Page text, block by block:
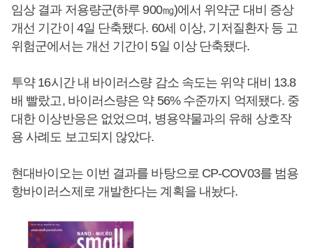
임상 결과 저용량군(하루 900㎎)에서 위약군 대비 증상
개선 기간이 4일 단축됐다. 60세 이상, 기저질환자 등 고
위험군에서는 개선 기간이 5일 이상 단축됐다.
투약 16시간 내 바이러스량 감소 속도는 위약 대비 13.8
배 빨랐고, 바이러스량은 약 56% 수준까지 억제됐다. 중
대한 이상반응은 없었으며, 병용약물과의 유해 상호작
용 사례도 보고되지 않았다.
현대바이오는 이번 결과를 바탕으로 CP-COV03를 범용
항바이러스제로 개발한다는 계획을 내놨다.